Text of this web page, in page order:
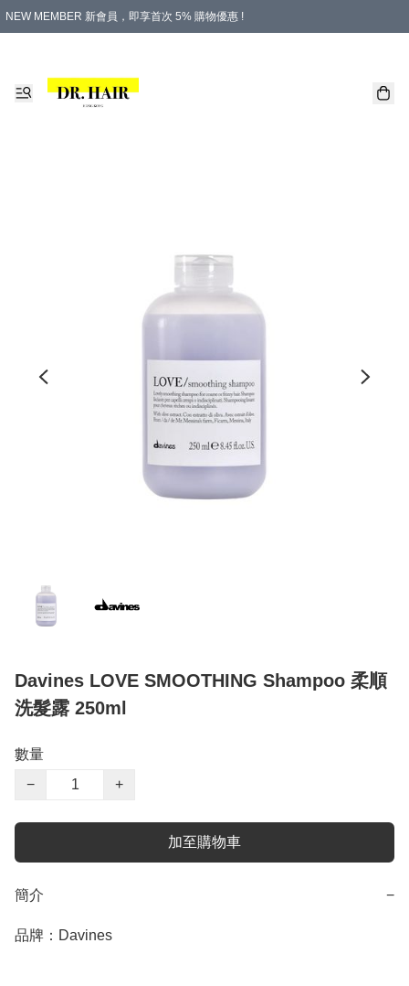
NEW MEMBER 新會員，即享首次 5% 購物優惠 !
Davines LOVE SMOOTHING Shampoo 柔順
洗髮露 250ml
數量
−
+
加至購物車
簡介 −
品牌：Davines